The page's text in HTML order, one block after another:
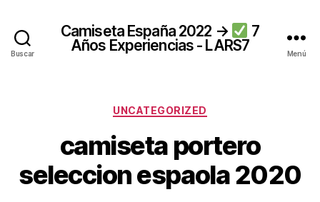
Buscar
Camiseta España 2022 →
7
Años Experiencias - LARS7
Menú
Categorías
UNCATEGORIZED
camiseta portero
seleccion espaola 2020